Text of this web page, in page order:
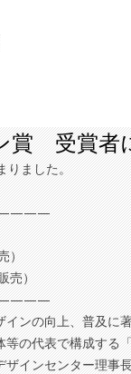
賞 受賞者
まりました。
）
売）
ンの向上、普及に
の代表で構成する
インセンター理事